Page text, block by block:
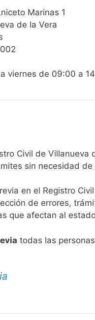
Marinas 1
de la Vera
viernes de 09:00 a
Civil de
sin necesidad de
en el Registro
de errores,
que afectan al
todas las